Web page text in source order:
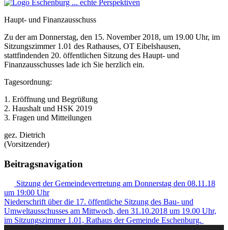
Haupt- und Finanzausschuss
Zu der am Donnerstag, den 15. November 2018, um 19.00 Uhr, im
Sitzungszimmer 1.01 des Rathauses, OT Eibelshausen,
stattfindenden 20. öffentlichen Sitzung des Haupt- und
Finanzausschusses lade ich Sie herzlich ein.
Tagesordnung:
1. Eröffnung und Begrüßung
2. Haushalt und HSK 2019
3. Fragen und Mitteilungen
gez. Dietrich
(Vorsitzender)
Beitragsnavigation
Sitzung der Gemeindevertretung am Donnerstag den 08.11.18
um 19:00 Uhr
Niederschrift über die 17. öffentliche Sitzung des Bau- und
Umweltausschusses am Mittwoch, den 31.10.2018 um 19.00 Uhr,
im Sitzungszimmer 1.01, Rathaus der Gemeinde Eschenburg.